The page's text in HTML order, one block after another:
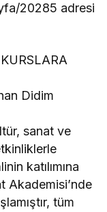
20285 adresi
Didim
sanat ve
katılımına
Akademisi’nde
tüm